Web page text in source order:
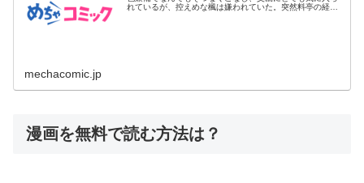
れているが、控えめな楓は嫌われていた。突然料亭の経営
mechacomic.jp
漫画を無料で読む方法は？